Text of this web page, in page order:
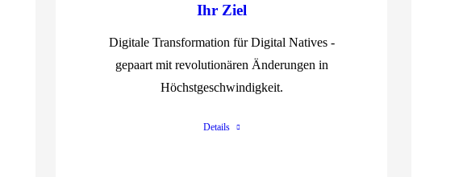
Ihr Ziel
Digitale Transformation für Digital Natives -
gepaart mit revolutionären Änderungen in
Höchstgeschwindigkeit.
Details